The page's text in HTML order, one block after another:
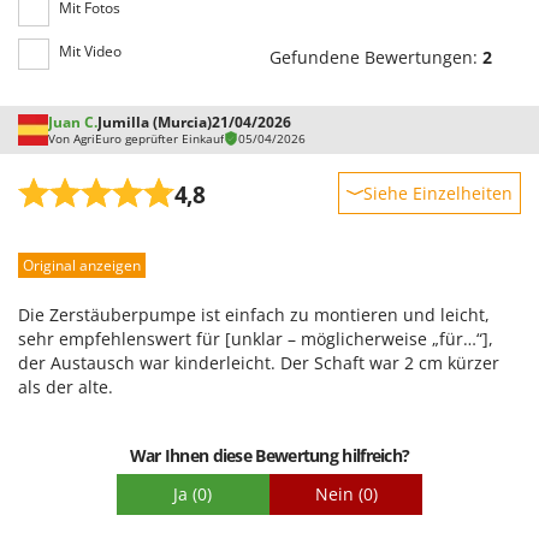
Santos
Sbaraglia
Seven Italy
Shark
Shindaiwa
Simatech
Skil
Smartwood
Snapper
Solidur
Spice Electronics
Mit Fotos
Mit Video Gefundene Bewertungen: 2
Juan C.Jumilla (Murcia)21/04/2026
Von AgriEuro geprüfter Einkauf 05/04/2026
4,8 Siehe Einzelheiten
Leistung
Qualität / Preis
Schwierigkeitsgrad Zusammenbau
Original anzeigen
Die Zerstäuberpumpe ist einfach zu montieren und leicht,
sehr empfehlenswert für [unklar – möglicherweise „für…“],
der Austausch war kinderleicht. Der Schaft war 2 cm kürzer
als der alte.
War Ihnen diese Bewertung hilfreich?
Ja (0) Nein (0)